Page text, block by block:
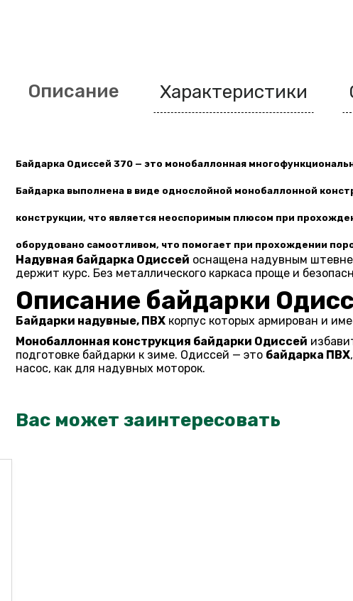
Описание Характеристики
Байдарка Одиссей 370 — это монобаллонная
Байдарка выполнена в виде однослойной монобаллонной
конструкции, что является неоспоримым плюсом при
оборудовано самоотливом, что помогает при прохождении
Надувная байдарка Одиссей оснащена надувным
держит курс. Без металлического каркаса проще и
Описание байдарки
Байдарки надувные, ПВХ корпус которых армирован и
Монобаллонная конструкция байдарки Одиссей
подготовке байдарки к зиме. Одиссей — это байдарка ПВХ
насос, как для надувных моторок.
Вас может заинтересовать